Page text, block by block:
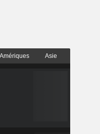
Amériques Asie